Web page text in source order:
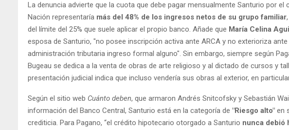
La denuncia advierte que la cuota que debe pagar mensualmente Santurio por el
Nación representaría más del 48% de los ingresos netos de su grupo familiar
del límite del 25% que suele aplicar el propio banco. Añade que María Celina
esposa de Santurio, "no posee inscripción activa ante ARCA y no exterioriza ante
administración tributaria ingreso formal alguno". Sin embargo, siempre según
Bugeau se dedica a la venta de obras de arte religioso y al dictado de cursos y
presentación judicial indica que incluso vendería sus obras al exterior, en
Según el sitio web Cuánto deben, que armaron Andrés Snitcofsky y Sebastián
información del Banco Central, Santurio está en la categoría de "Riesgo alto" en
crediticia. Para Pagano, “el crédito hipotecario otorgado a Santurio nunca debió